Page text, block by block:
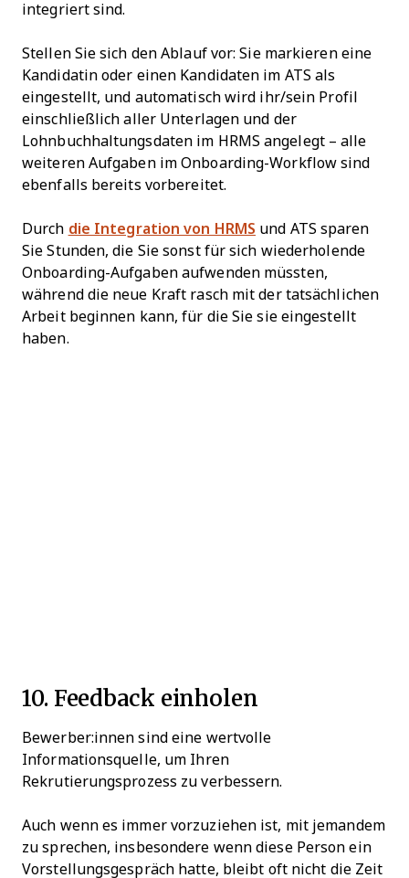
integriert sind.
Stellen Sie sich den Ablauf vor: Sie markieren eine
Kandidatin oder einen Kandidaten im ATS als
eingestellt, und automatisch wird ihr/sein Profil
einschließlich aller Unterlagen und der
Lohnbuchhaltungsdaten im HRMS angelegt – alle
weiteren Aufgaben im Onboarding-Workflow sind
ebenfalls bereits vorbereitet.
Durch die Integration von HRMS und ATS sparen
Sie Stunden, die Sie sonst für sich wiederholende
Onboarding-Aufgaben aufwenden müssten,
während die neue Kraft rasch mit der tatsächlichen
Arbeit beginnen kann, für die Sie sie eingestellt
haben.
10. Feedback einholen
Bewerber:innen sind eine wertvolle
Informationsquelle, um Ihren
Rekrutierungsprozess zu verbessern.
Auch wenn es immer vorzuziehen ist, mit jemandem
zu sprechen, insbesondere wenn diese Person ein
Vorstellungsgespräch hatte, bleibt oft nicht die Zeit